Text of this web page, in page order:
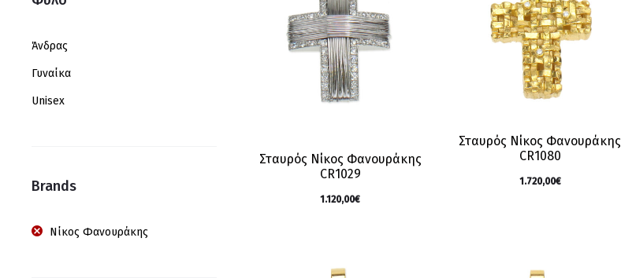
Σταυρός Νίκος Φανουράκης
CR1029
1.120,00€
Σταυρός Νίκος Φανουράκης
CR1080
1.720,00€
Άνδρας
Γυναίκα
Unisex
Brands
Νίκος Φανουράκης